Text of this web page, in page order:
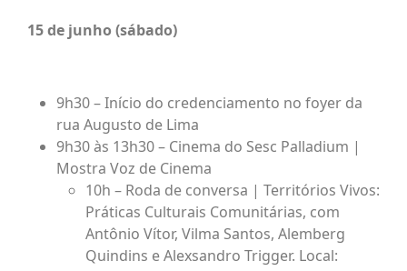
15 de junho (sábado)
9h30 – Início do credenciamento no foyer da
rua Augusto de Lima
9h30 às 13h30 – Cinema do Sesc Palladium |
Mostra Voz de Cinema
10h – Roda de conversa | Territórios Vivos:
Práticas Culturais Comunitárias, com
Antônio Vítor, Vilma Santos, Alemberg
Quindins e Alexsandro Trigger. Local: